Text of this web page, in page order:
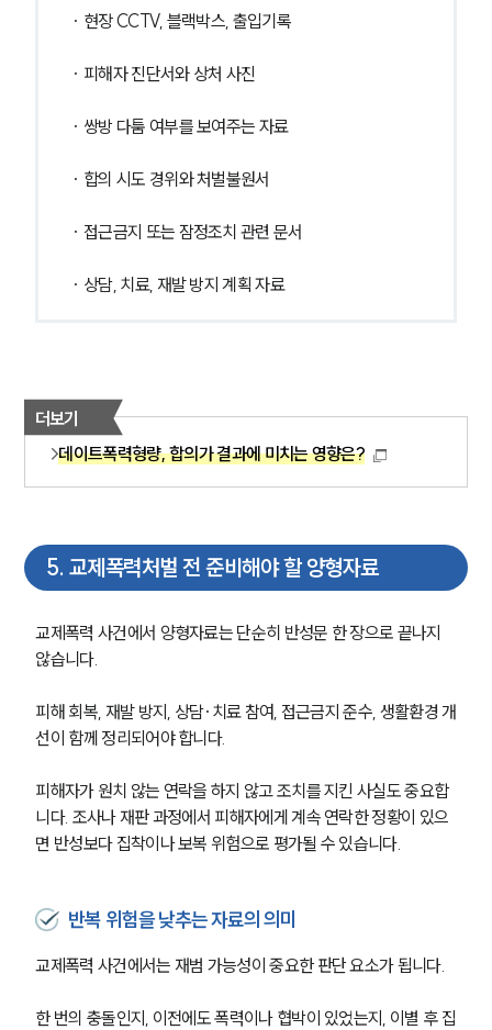
· 현장 CCTV, 블랙박스, 출입기록
· 피해자 진단서와 상처 사진
· 쌍방 다툼 여부를 보여주는 자료
· 합의 시도 경위와 처벌불원서
· 접근금지 또는 잠정조치 관련 문서
· 상담, 치료, 재발 방지 계획 자료
더보기
데이트폭력형량, 합의가 결과에 미치는 영향은?
5. 교제폭력처벌 전 준비해야 할 양형자료
교제폭력 사건에서 양형자료는 단순히 반성문 한 장으로 끝나지
않습니다.
피해 회복, 재발 방지, 상담·치료 참여, 접근금지 준수, 생활환경 개
선이 함께 정리되어야 합니다.
피해자가 원치 않는 연락을 하지 않고 조치를 지킨 사실도 중요합
니다. 조사나 재판 과정에서 피해자에게 계속 연락한 정황이 있으
면 반성보다 집착이나 보복 위험으로 평가될 수 있습니다.
반복 위험을 낮추는 자료의 의미
교제폭력 사건에서는 재범 가능성이 중요한 판단 요소가 됩니다.
한 번의 충돌인지, 이전에도 폭력이나 협박이 있었는지, 이별 후 집